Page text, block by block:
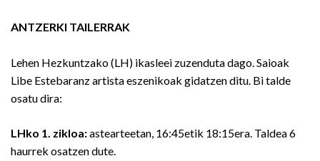
ANTZERKI TAILERRAK
Lehen Hezkuntzako (LH) ikasleei zuzenduta dago. Saioak
Libe Estebaranz artista eszenikoak gidatzen ditu. Bi talde
osatu dira:
LHko 1. zikloa:astearteetan, 16:45etik 18:15era. Taldea 6
haurrek osatzen dute.